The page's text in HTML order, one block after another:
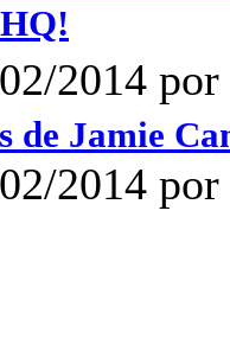
2014
de Jamie
2014